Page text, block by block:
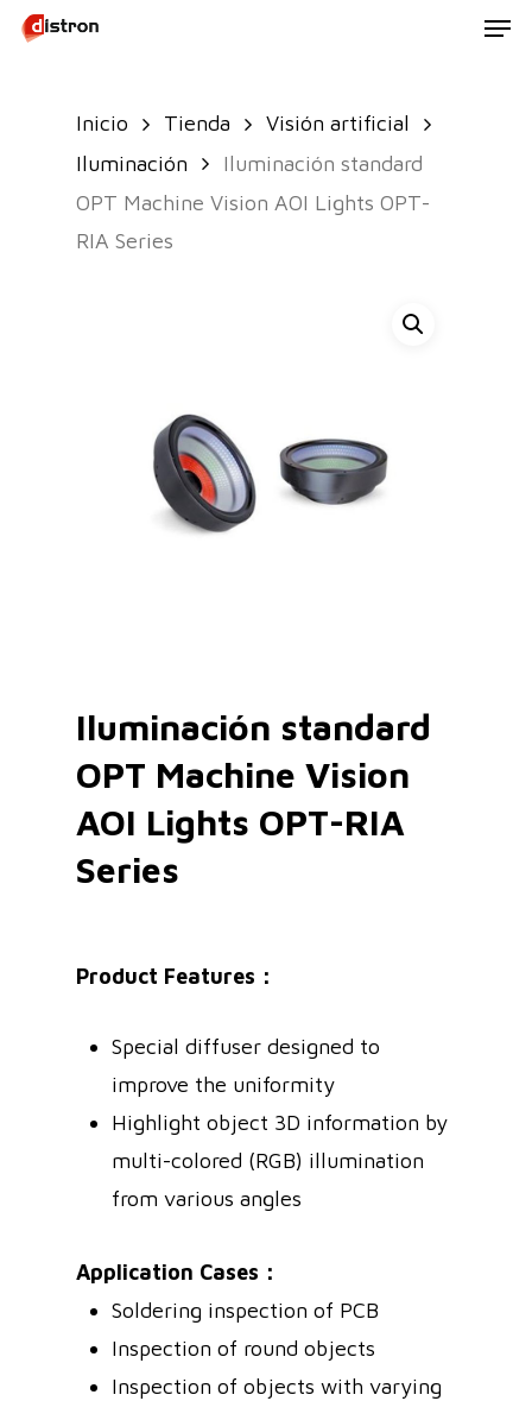
Skip
Inicio Tienda
Visión artificial
Iluminación
Iluminación standard
OPT Machine Vision AOI Lights OPT-
RIA Series
Iluminación standard
OPT Machine Vision
AOI Lights OPT-RIA
Series
Product Features：
Special diffuser designed to
improve the uniformity
Highlight object 3D information by
multi-colored (RGB) illumination
from various angles
Application Cases：
Soldering inspection of PCB
Inspection of round objects
Inspection of objects with varying